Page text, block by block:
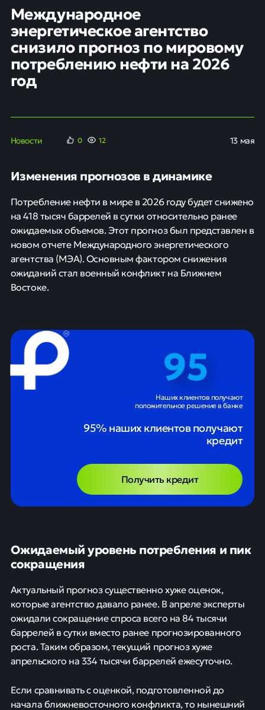
Международное
энергетическое агентство
снизило прогноз по мировому
потреблению нефти на 2026
год
Новости 0 13 13 мая
Изменения прогнозов в динамике
Потребление нефти в мире в 2026 году будет снижено
на 418 тысяч баррелей в сутки относительно ранее
ожидаемых объемов. Этот прогноз был представлен в
новом отчете Международного энергетического
агентства (МЭА). Основным фактором снижения
ожиданий стал военный конфликт на Ближнем
Востоке.
95
Наших клиентов получают
положительное решение в банке
95% наших клиентов получают
кредит
Получить кредит
Ожидаемый уровень потребления и пик
сокращения
Актуальный прогноз существенно хуже оценок,
которые агентство давало ранее. В апреле эксперты
ожидали сокращение спроса всего на 84 тысячи
баррелей в сутки вместо ранее прогнозированного
роста. Таким образом, текущий прогноз хуже
апрельского на 334 тысячи баррелей ежесуточно.
Если сравнивать с оценкой, подготовленной до
начала ближневосточного конфликта, то нынешний